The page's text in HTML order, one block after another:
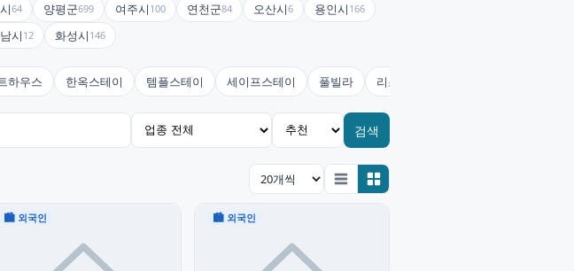
64 양평군699 여주시 100 연천군84 오산시6 용인시 166
시 12 화성시 146
하우스 한옥스테이 템플스테이 세이프스테이 풀빌라 리조트
검색
🏙 외국인 🏙 외국인